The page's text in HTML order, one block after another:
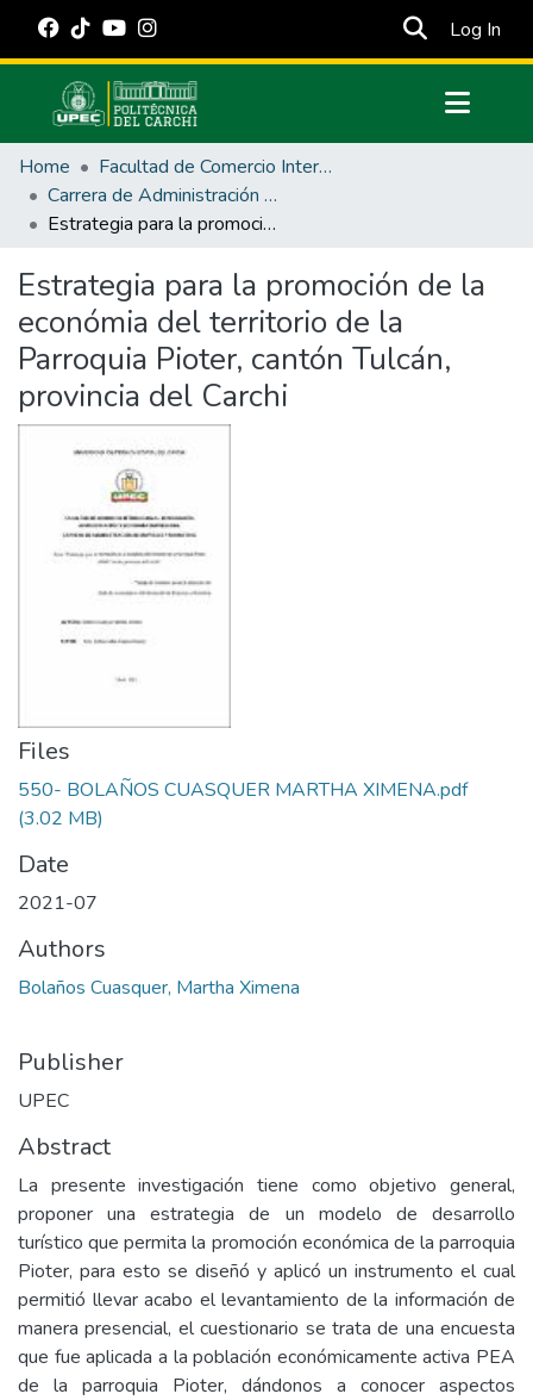
Log In
Communities & Collections
All of DSpace
Statistics
Estadísticas Externas
Manuales
Home
Facultad de Comercio Internacional, Integración, Administración y Economía Empresarial
Carrera de Administración de Empresas y Marketing
Estrategia para la promoción de la económia del territorio de la Parroquia Pioter, cantón Tulcán, provincia del Carchi
Estrategia para la promoción de la
económia del territorio de la
Parroquia Pioter, cantón Tulcán,
provincia del Carchi
Files
550- BOLAÑOS CUASQUER MARTHA XIMENA.pdf
(3.02 MB)
Date
2021-07
Authors
Bolaños Cuasquer, Martha Ximena
Publisher
UPEC
Abstract
La presente investigación tiene como objetivo general,
proponer una estrategia de un modelo de desarrollo
turístico que permita la promoción económica de la parroquia
Pioter, para esto se diseñó y aplicó un instrumento el cual
permitió llevar acabo el levantamiento de la información de
manera presencial, el cuestionario se trata de una encuesta
que fue aplicada a la población económicamente activa PEA
de la parroquia Pioter, dándonos a conocer aspectos